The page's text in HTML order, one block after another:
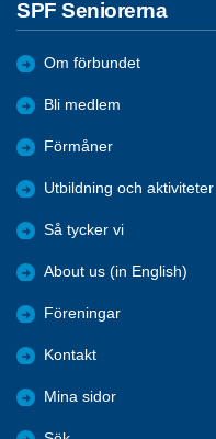
SPF Seniorerna
Om förbundet
Bli medlem
Förmåner
Utbildning och aktiviteter
Så tycker vi
About us (in English)
Föreningar
Kontakt
Mina sidor